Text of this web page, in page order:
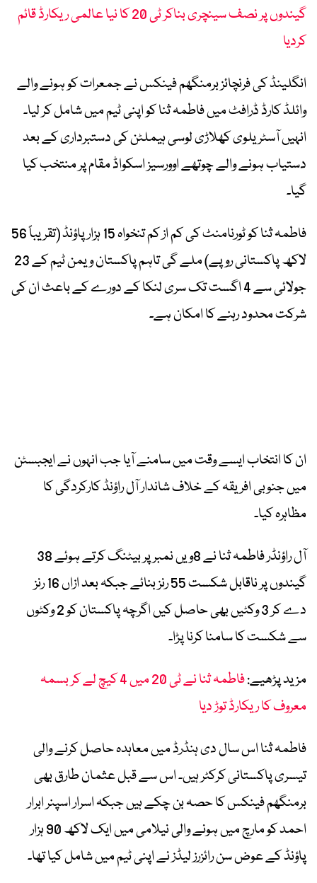
گیندوں پر نصف سینچری بناکر ٹی 20 کا نیا عالمی ریکارڈ قائم
کردیا
انگلینڈ کی فرنچائز برمنگھم فینکس نے جمعرات کو ہونے والے
وائلڈ کارڈ ڈرافٹ میں فاطمہ ثنا کو اپنی ٹیم میں شامل کر لیا۔
انہیں آسٹریلوی کھلاڑی لوسی ہیملٹن کی دستبرداری کے بعد
دستیاب ہونے والے چوتھے اوورسیز اسکواڈ مقام پر منتخب کیا
گیا۔
فاطمہ ثنا کو ٹورنامنٹ کی کم از کم تنخواہ 15 ہزار پاؤنڈ (تقریباً 56
لاکھ پاکستانی روپے) ملے گی تاہم پاکستان ویمن ٹیم کے 23
جولائی سے 4 اگست تک سری لنکا کے دورے کے باعث ان کی
شرکت محدود رہنے کا امکان ہے۔
ان کا انتخاب ایسے وقت میں سامنے آیا جب انہوں نے ایجبسٹن
میں جنوبی افریقہ کے خلاف شاندار آل راؤنڈ کارکردگی کا
مظاہرہ کیا۔
آل راؤنڈر فاطمہ ثنا نے 8ویں نمبر پر بیٹنگ کرتے ہوئے 38
گیندوں پر ناقابل شکست 55 رنز بنائے جبکہ بعد ازاں 16 رنز
دے کر 3 وکٹیں بھی حاصل کیں اگرچہ پاکستان کو 2 وکٹوں
سے شکست کا سامنا کرنا پڑا۔
مزید پڑھیے:
فاطمہ ثنا نے ٹی 20 میں 4 کیچ لے کر بسمہ
معروف کا ریکارڈ توڑ دیا
فاطمہ ثنا اس سال دی ہنڈرڈ میں معاہدہ حاصل کرنے والی
تیسری پاکستانی کرکٹر ہیں۔ اس سے قبل عثمان طارق بھی
برمنگھم فینکس کا حصہ بن چکے ہیں جبکہ اسرار اسپنر ابرار
احمد کو مارچ میں ہونے والی نیلامی میں ایک لاکھ 90 ہزار
پاؤنڈ کے عوض سن رائزرز لیڈز نے اپنی ٹیم میں شامل کیا تھا۔